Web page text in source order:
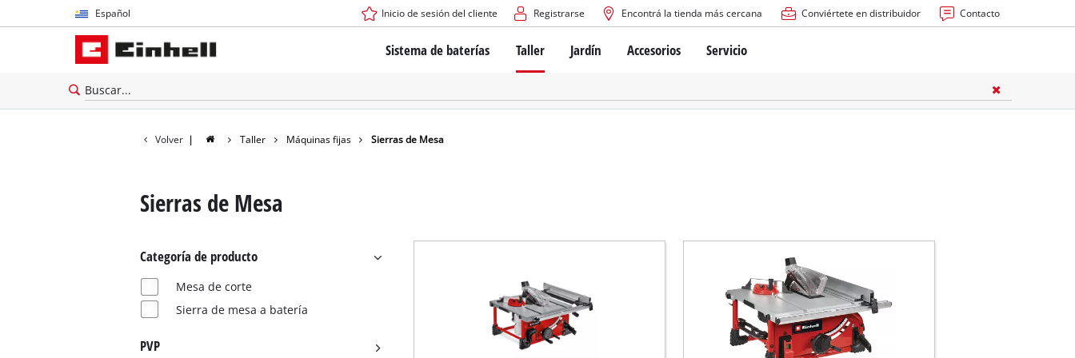
Español
Español
English
Inicio de sesión del cliente Registrarse Encontrá la tienda más cercana Conviértete en distribuidor Contacto
Sistema de baterías
El sistema de baterías Power X-Change
Herramientas eléctricas PROFESSIONAL
Herramientas de jardín PROFESSIONAL
Taller
Atornilladores inalámbricos
Taladros de columna
Afiladores de cadenas para motosierras
Lijadoras de banda
Mezcladores
Jardín
Cortadoras de césped a batería
Cortadoras de césped manuales
Bombas para casa y jardín
Accesorios Servicio
Volver | Taller Máquinas fijas Sierras de Mesa
Sierras de Mesa
Categoría de producto
Mesa de corte
Sierra de mesa a batería
PVP